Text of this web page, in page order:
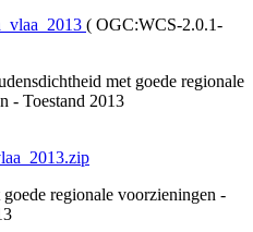
( OGC:WCS-2.0.1-
met goede regionale
- Toestand 2013
regionale voorzieningen -